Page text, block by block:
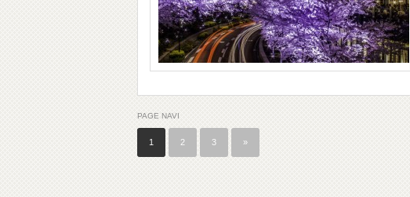
PAGE NAVI
1 2 3 »